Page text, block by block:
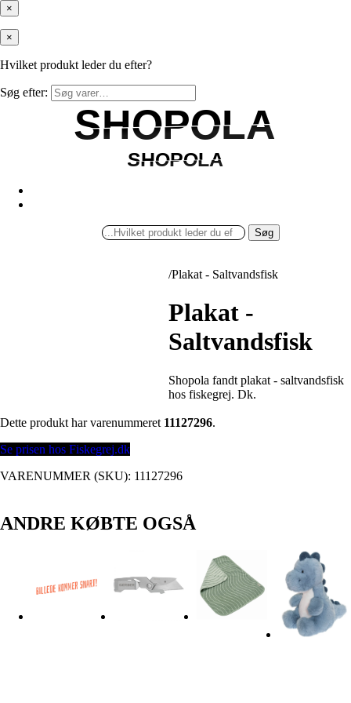
×
×
Hvilket produkt leder du efter?
Søg efter:
SHOPOLA
SHOPOLA
SHOPOLA
SHOPOLA
Søg
/Plakat - Saltvandsfisk
Plakat -
Saltvandsfisk
Shopola fandt plakat - saltvandsfisk
hos fiskegrej. Dk.
Dette produkt har varenummeret 11127296.
Se prisen hos Fiskegrej.dk
VARENUMMER (SKU): 11127296
ANDRE KØBTE OGSÅ